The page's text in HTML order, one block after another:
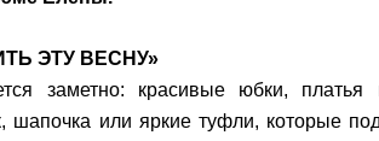
ЭТУ ВЕСНУ»
заметно: красивые юбки,
или яркие туфли, которые